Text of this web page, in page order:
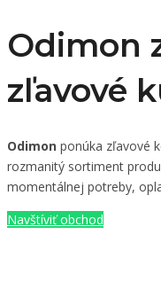
Odimon
zľavové
Odimon ponúka zľavové
rozmanitý sortiment
momentálnej potreby,
Navštíviť obchod